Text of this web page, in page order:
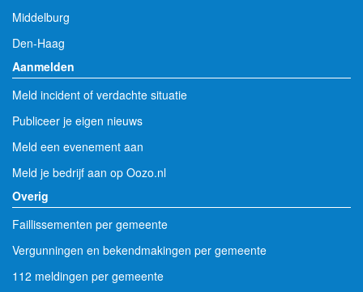
Middelburg
Den-Haag
Aanmelden
Meld incident of verdachte situatie
Publiceer je eigen nieuws
Meld een evenement aan
Meld je bedrijf aan op Oozo.nl
Overig
Faillissementen per gemeente
Vergunningen en bekendmakingen per gemeente
112 meldingen per gemeente